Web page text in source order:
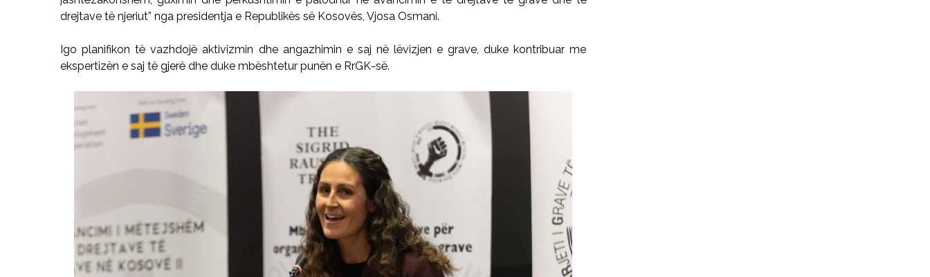
drejtave të njeriut” nga presidentja e Republikës së Kosovës, Vjosa Osmani.
Igo planifikon të vazhdojë aktivizmin dhe angazhimin e saj në lëvizjen e grave, duke kontribuar me
ekspertizën e saj të gjerë dhe duke mbështetur punën e RrGK-së.